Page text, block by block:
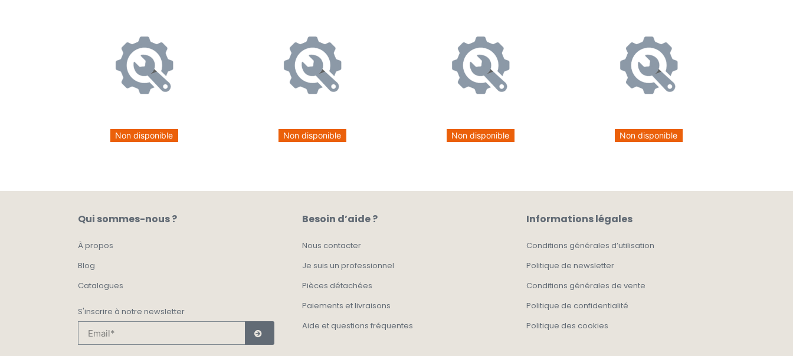
Non disponible Non disponible Non disponible Non disponible
Qui sommes-nous ?
À propos
Blog
Catalogues
S'inscrire à notre newsletter
Besoin d’aide ?
Nous contacter
Je suis un professionnel
Pièces détachées
Paiements et livraisons
Aide et questions fréquentes
Informations légales
Conditions générales d’utilisation
Politique de newsletter
Conditions générales de vente
Politique de confidentialité
Politique des cookies